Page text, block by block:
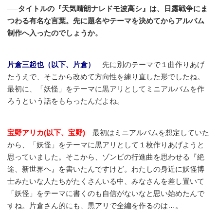
──タイトルの『天気晴朗ナレドモ波高シ』は、日露戦争にま
つわる有名な言葉。先に題名やテーマを決めてからアルバム
制作へ入ったのでしょうか。
片倉三起也（以下、片倉）
先に別のテーマで１曲作りあげ
たうえで、そこから改めて方向性を練り直した形でしたね。
最初に、「妖怪」をテーマに黒アリとしてミニアルバムを作
ろうという話をもらったんだよね。
宝野アリカ(以下、宝野) 最初はミニアルバムを想定していた
から、「妖怪」をテーマに黒アリとして１枚作りあげようと
思っていました。そこから、ゾンビの行進曲を思わせる『絶
途、新世界ヘ』を書いたんですけど。わたしの身近に妖怪博
士みたいな人たちがたくさんいる中、みなさんを差し置いて
「妖怪」をテーマに書くのも自信がないなと思い始めたんで
すね。片倉さん的にも、黒アリで全編を作るのは…。